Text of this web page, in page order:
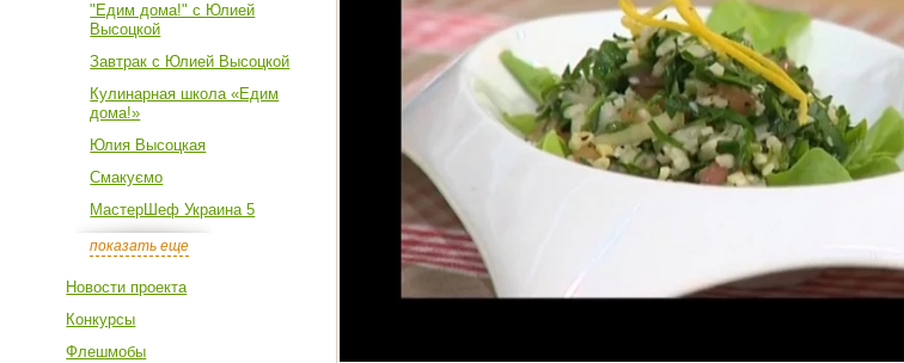
"Едим дома!" с Юлией
Высоцкой
Завтрак с Юлией Высоцкой
Кулинарная школа «Едим
дома!»
Юлия Высоцкая
Смакуємо
МастерШеф Украина 5
показать еще
Новости проекта
Конкурсы
Флешмобы